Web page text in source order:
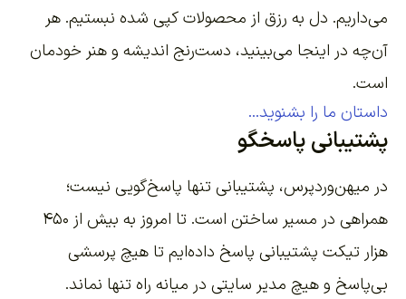
می‌داریم. دل به رزق از محصولات کپی شده نبستیم. هر
آن‌چه در اینجا می‌بینید، دست‌رنج اندیشه و هنر خودمان
است.
داستان ما را بشنوید...
پشتیبانی پاسخگو
در میهن‌وردپرس، پشتیبانی تنها پاسخ‌گویی نیست؛
همراهی در مسیر ساختن است. تا امروز به بیش از ۴۵۰
هزار تیکت پشتیبانی پاسخ داده‌ایم تا هیچ پرسشی
بی‌پاسخ و هیچ مدیر سایتی در میانه راه تنها نماند.